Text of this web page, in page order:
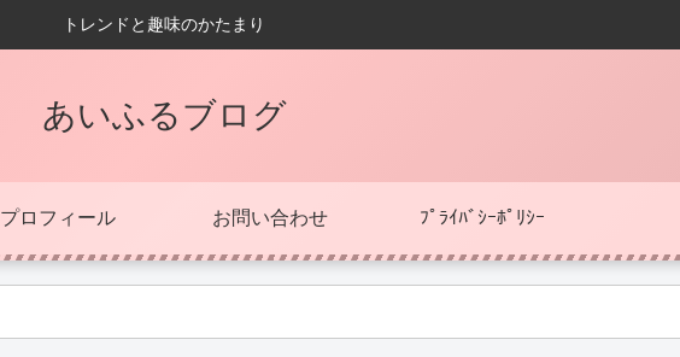
トレンドと趣味のかたまり
あいふるブログ
プロフィール お問い合わせ ﾌﾟﾗｲﾊﾞｼｰﾎﾟﾘｼｰ